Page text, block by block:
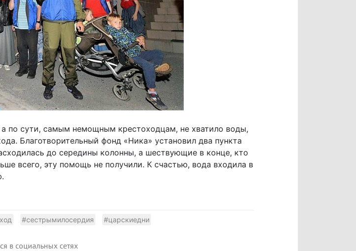
по сути, самым немощным крестоходцам, не хватило воды,
Благотворительный фонд «Ника» установил два пункта
до середины колонны, а шествующие в конце, кто
всего, эту помощь не получили. К счастью, вода входила в
#сестрымилосердия #царскиедни
в социальных сетях